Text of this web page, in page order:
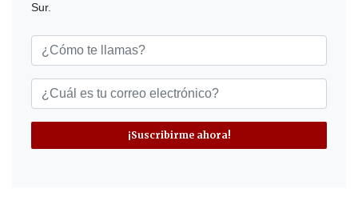
Sur.
¡Suscribirme ahora!